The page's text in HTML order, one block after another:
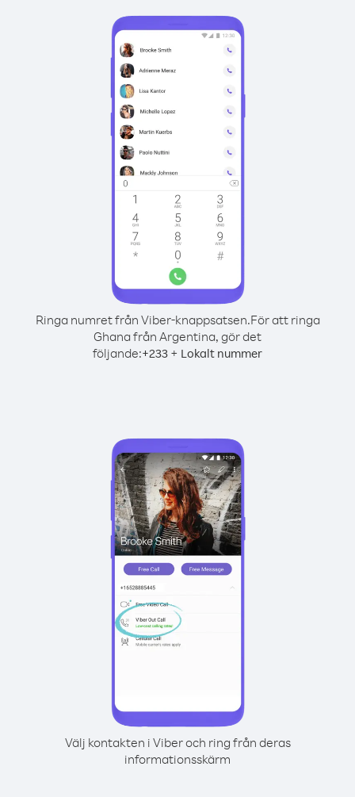
Ringa numret från Viber-knappsatsen.För att ringa
Ghana från Argentina, gör det
följande:+233 + Lokalt nummer
Välj kontakten i Viber och ring från deras
informationsskärm